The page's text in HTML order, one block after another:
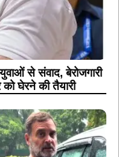
से संवाद, बेरोजगारी
को घेरने की तैयारी